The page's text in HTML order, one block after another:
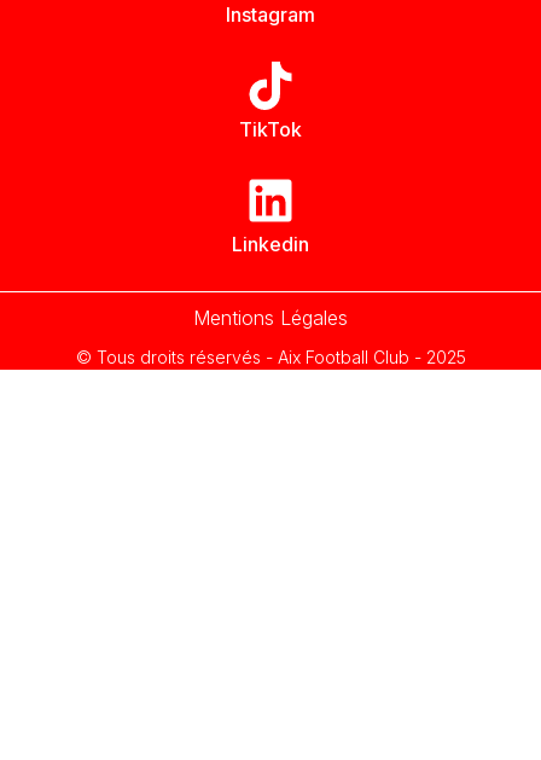
Instagram
TikTok
Linkedin
© Tous droits réservés - Aix Football Club - 2025
Mentions Légales